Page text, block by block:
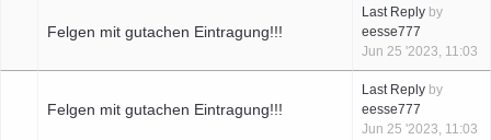
Felgen mit gutachen Eintragung!!!
Last Reply by
eesse777
Jun 25 '2023, 11:03
Felgen mit gutachen Eintragung!!!
Last Reply by
eesse777
Jun 25 '2023, 11:03